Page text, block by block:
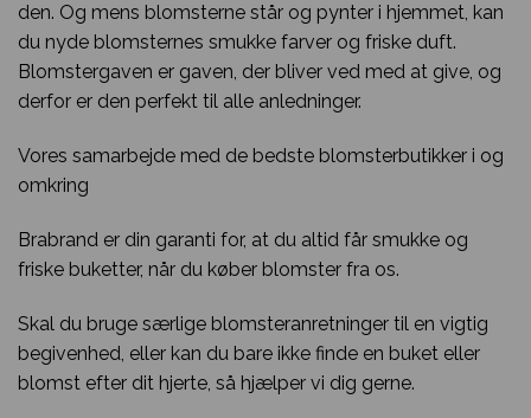
den. Og mens blomsterne står og pynter i hjemmet, kan
du nyde blomsternes smukke farver og friske duft.
Blomstergaven er gaven, der bliver ved med at give, og
derfor er den perfekt til alle anledninger.
Vores samarbejde med de bedste blomsterbutikker i og
omkring
Brabrand er din garanti for, at du altid får smukke og
friske buketter, når du køber blomster fra os.
Skal du bruge særlige blomsteranretninger til en vigtig
begivenhed, eller kan du bare ikke finde en buket eller
blomst efter dit hjerte, så hjælper vi dig gerne.